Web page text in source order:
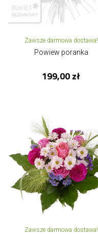
Zawsze darmowa dostawa!
Powiew poranka
199,00 zł
Zawsze darmowa dostawa!